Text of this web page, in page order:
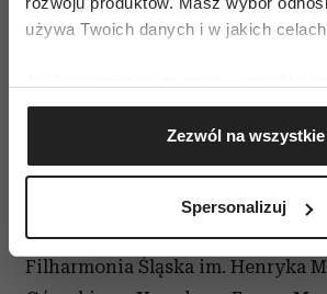
używa Twoich danych i w jakich
Gromadzić dane dotyczące
geograficznej z dokładnością
Identyfikować Twoje
(fingerprinting, czyli wirtualny
dane są przetwarzane oraz ustaw
Zezwól na wszystkie
Spersonalizuj
miesięcznik Zwierciadło,
Dlastudenta.pl, Cameral Music,
jesiennej trasy
Muzeum Historii Żydów Polskich
Filharmonia Śląska im. Henryka